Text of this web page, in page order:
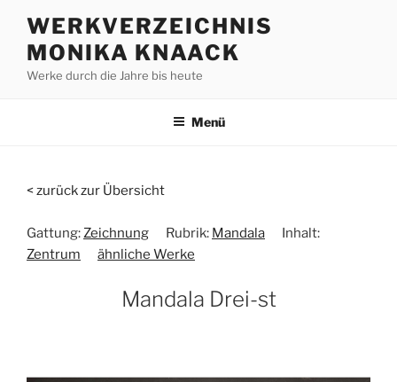
Inhalt
springen
WERKVERZEICHNIS
MONIKA KNAACK
Werke durch die Jahre bis heute
Menü
< zurück zur Übersicht
Gattung: Zeichnung Rubrik: Mandala
Inhalt:
Zentrum
ähnliche Werke
Mandala Drei-st